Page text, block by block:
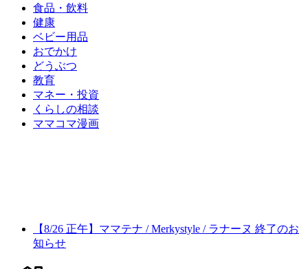
食品・飲料
健康
ベビー用品
おでかけ
どうぶつ
教育
マネー・投資
くらしの相談
ママコマ漫画
【8/26 正午】ママテナ / Merkystyle / ラナーヌ 終了のお
知らせ